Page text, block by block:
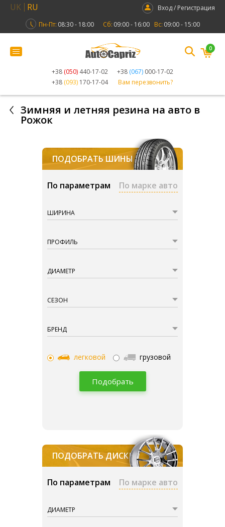
UK RU
Вход / Регистрация
Пн-Пт: 08:30 - 18:00 Сб: 09:00 - 16:00 Вс: 09:00 - 15:00
+38 (050) 440-17-02 +38 (067) 000-17-02
+38 (093) 170-17-04 Вам перезвонить?
0
Зимняя и летняя резина на авто в
Рожок
ПОДОБРАТЬ ШИНЫ
По параметрам По марке авто
ШИРИНА
ПРОФИЛЬ
ДИАМЕТР
СЕЗОН
БРЕНД
легковой грузовой
Подобрать
ПОДОБРАТЬ ДИСКИ
По параметрам По марке авто
ДИАМЕТР